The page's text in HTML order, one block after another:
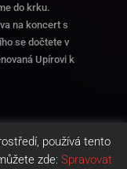
do krku.
na koncert s
se dočtete v
Upírovi k
používá tento
zde: Spravovat